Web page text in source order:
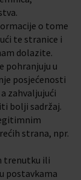
o tome
te stranice i
dolazite.
pohranjuju u
posjećenosti
zahvaljujući
bolji sadržaj.
strana, npr.
trenutku ili
postavkama